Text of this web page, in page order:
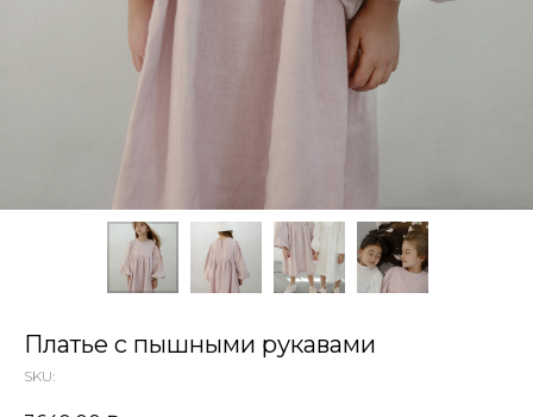
Платье с пышными рукавами
SKU: